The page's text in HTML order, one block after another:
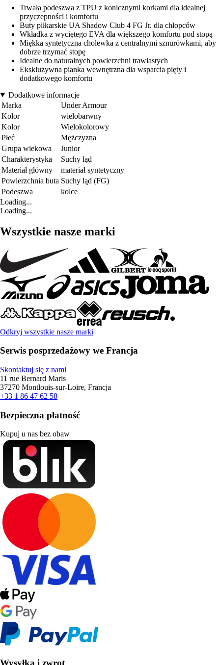
Trwała podeszwa z TPU z konicznymi korkami dla idealnej
przyczepności i komfortu
Buty piłkarskie UA Shadow Club 4 FG Jr. dla chłopców
Wkładka z wyciętego EVA dla większego komfortu pod stopą
Miękka syntetyczna cholewka z centralnymi sznurówkami, aby
dobrze trzymać stopę
Idealne do naturalnych powierzchni trawiastych
Ekskluzywna pianka wewnętrzna dla wsparcia pięty i
dodatkowego komfortu
Dodatkowe informacje
Marka
Under Armour
Kolor
wielobarwny
Kolor
Wielokolorowy
Płeć
Mężczyzna
Grupa wiekowa
Junior
Charakterystyka
Suchy ląd
Materiał główny
materiał syntetyczny
Powierzchnia buta Suchy ląd (FG)
Podeszwa
kolce
Loading...
Loading...
Wszystkie nasze marki
Odkryj wszystkie nasze marki
Serwis posprzedażowy we Francja
Skontaktuj się z nami
11 rue Bernard Maris
37270 Montlouis-sur-Loire, Francja
+33 1 86 47 62 58
Bezpieczna płatność
Kupuj u nas bez obaw
Wysyłka i zwrot